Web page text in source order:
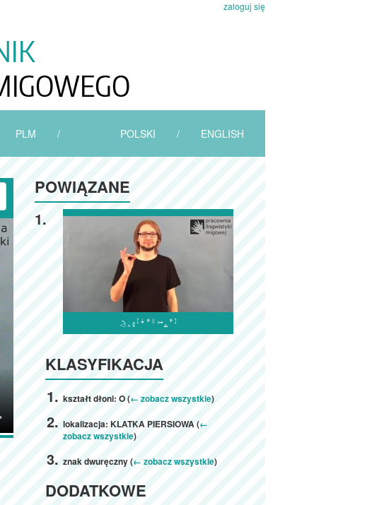
zaloguj się
PLM / POLSKI / ENGLISH
POWIĄZANE
1.

KLASYFIKACJA
kształt dłoni: O (← zobacz wszystkie)
lokalizacja: KLATKA PIERSIOWA (←
zobacz wszystkie)
znak dwuręczny (← zobacz wszystkie)
DODATKOWE